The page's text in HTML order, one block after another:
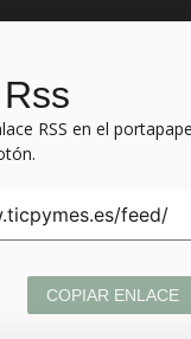
RSS en el
COPIAR ENLACE